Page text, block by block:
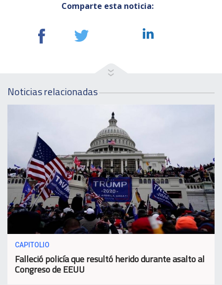
Comparte esta noticia:
Noticias relacionadas
CAPITOLIO
Falleció policía que resultó herido durante asalto al
Congreso de EEUU